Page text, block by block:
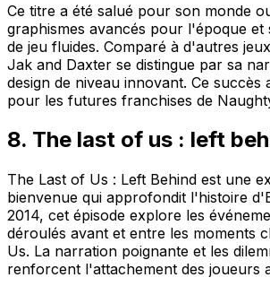
Ce titre a été salué pour son monde
graphismes avancés pour l'époque et
de jeu fluides. Comparé à d'autres
Jak and Daxter se distingue par sa
design de niveau innovant. Ce succès
pour les futures franchises de
8. The last of us : left
The Last of Us : Left Behind est une
bienvenue qui approfondit l'histoire
2014, cet épisode explore les
déroulés avant et entre les moments
Us. La narration poignante et les
renforcent l'attachement des joueurs